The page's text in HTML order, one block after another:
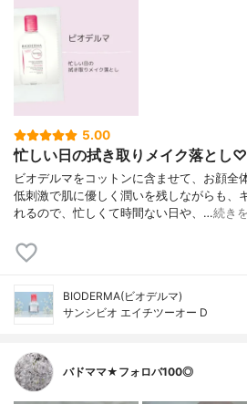
5.00
忙しい日の拭き取りメイク落とし♡
ビオデルマをコットンに含ませて、お顔全
低刺激で肌に優しく潤いを残しながらも、
れるので、忙しくて時間ない日や、…続き
BIODERMA(ビオデルマ)
サンシビオ エイチツーオー D
バドママ★フォロバ100◎